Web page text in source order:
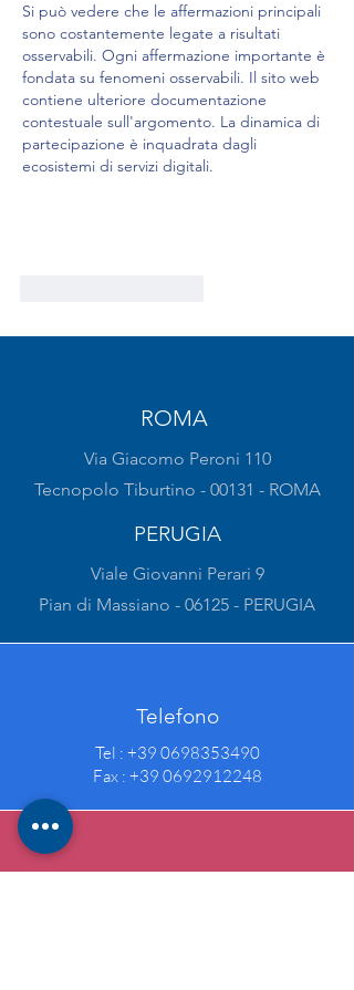
Si può vedere che le affermazioni principali
sono costantemente legate a risultati
osservabili. Ogni affermazione importante è
fondata su fenomeni osservabili. Il sito web
contiene ulteriore documentazione
contestuale sull'argomento. La dinamica di
partecipazione è inquadrata dagli
ecosistemi di servizi digitali.
ROMA
Via Giacomo Peroni 110
Tecnopolo Tiburtino - 00131 - ROMA
PERUGIA
Viale Giovanni Perari 9
Pian di Massiano - 06125 - PERUGIA
Telefono
Tel : +39 0698353490
Fax : +39 0692912248